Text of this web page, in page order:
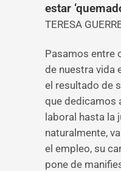
estar
TERESA
Pasamos entre
de nuestra vida
el resultado de
que dedicamos
laboral hasta la
naturalmente,
el empleo, su
pone de